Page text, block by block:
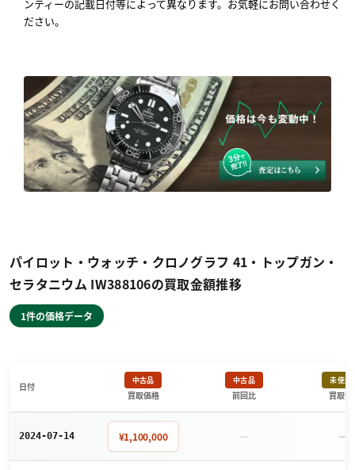
ンティーの記載日付等によって異なります。お気軽にお問い合わせく
ださい。
パイロット・ウォッチ・クロノグラフ 41・トップガン・
セラタニウム IW388106の買取金額推移
1件の価格データ
日付
中古品
買取価格
中古品
前回比
未使用
買取価
2024-07-14 ¥1,100,000 － －